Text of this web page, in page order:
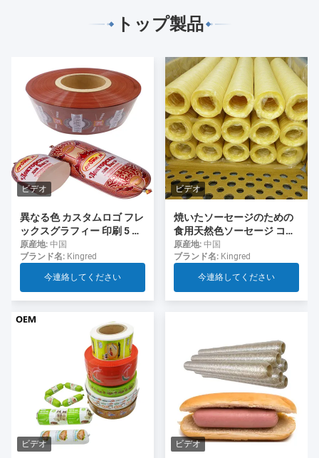
トップ製品
ビデオ
異なる色 カスタムロゴ フレ
ックスグラフィー 印刷 5 層
ソーセージ ソーセージ用の
ケース
原産地: 中国
ブランド名: Kingred
今連絡してください
ビデオ
焼いたソーセージのための
食用天然色ソーセージ コラ
ーゲンケース
原産地: 中国
ブランド名: Kingred
今連絡してください
ビデオ ビデオ